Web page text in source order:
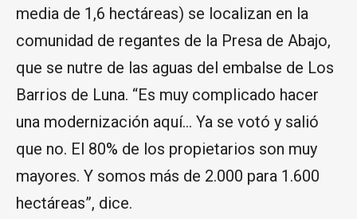
media de 1,6 hectáreas) se localizan en la
comunidad de regantes de la Presa de Abajo,
que se nutre de las aguas del embalse de Los
Barrios de Luna. “Es muy complicado hacer
una modernización aquí… Ya se votó y salió
que no. El 80% de los propietarios son muy
mayores. Y somos más de 2.000 para 1.600
hectáreas”, dice.